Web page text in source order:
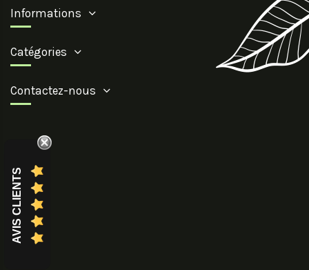
Informations
Catégories
Contactez-nous
AVIS CLIENTS